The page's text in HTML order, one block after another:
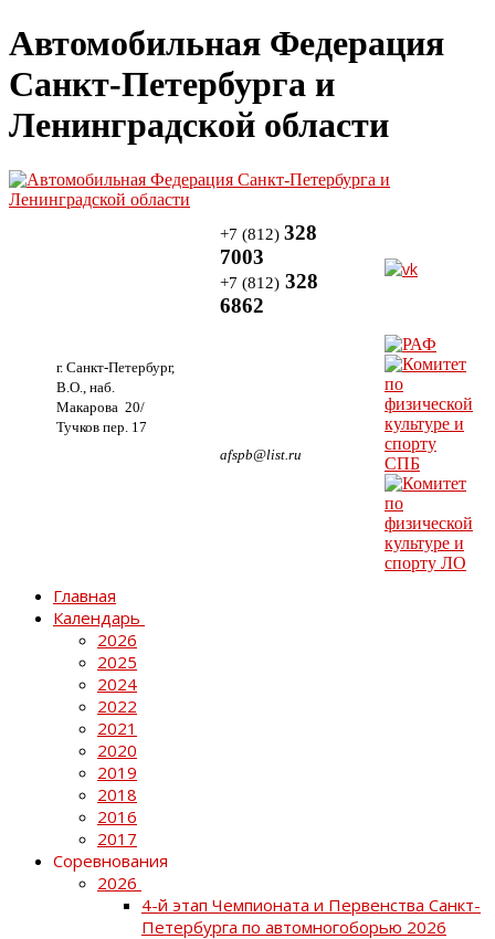
Автомобильная Федерация
Санкт-Петербурга и
Ленинградской области
г. Санкт-Петербург,
В.О., наб.
Макарова 20/
Тучков пер. 17
+7 (812) 328
7003
+7 (812) 328
6862
afspb@list.ru
Главная
Календарь
2026
2025
2024
2022
2021
2020
2019
2018
2016
2017
Соревнования
2026
4-й этап Чемпионата и Первенства Санкт-
Петербурга по автомногоборью 2026